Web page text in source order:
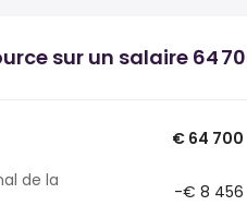
sur un salaire 64
€ 64 700
de la
-€ 8 456